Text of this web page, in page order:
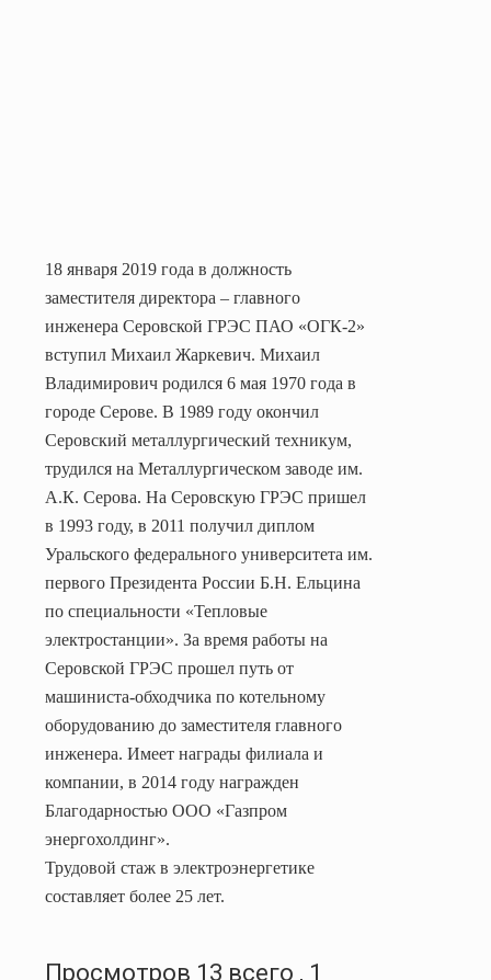
18 января 2019 года в должность
заместителя директора – главного
инженера Серовской ГРЭС ПАО «ОГК-2»
вступил Михаил Жаркевич. Михаил
Владимирович родился 6 мая 1970 года в
городе Серове. В 1989 году окончил
Серовский металлургический техникум,
трудился на Металлургическом заводе им.
А.К. Серова. На Серовскую ГРЭС пришел
в 1993 году, в 2011 получил диплом
Уральского федерального университета им.
первого Президента России Б.Н. Ельцина
по специальности «Тепловые
электростанции». За время работы на
Серовской ГРЭС прошел путь от
машиниста-обходчика по котельному
оборудованию до заместителя главного
инженера. Имеет награды филиала и
компании, в 2014 году награжден
Благодарностью ООО «Газпром
энергохолдинг».
Трудовой стаж в электроэнергетике
составляет более 25 лет.
Просмотров 13 всего , 1